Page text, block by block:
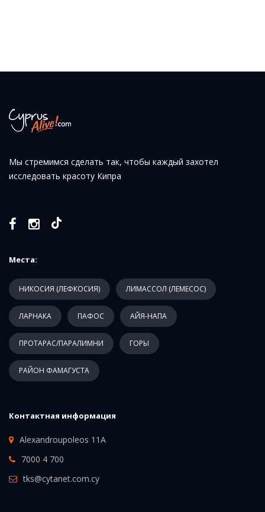
Мы стремимся сделать так, чтобы каждый захотел
исследовать красоту Кипра
Места:
НИКОСИЯ (ЛЕФКОСИЯ) ЛИМАССОЛ (ЛЕМЕСОС)
ЛАРНАКА ПАФОС АЙЯ-НАПА
ПРОТАРАС/ПАРАЛИМНИ ГОРЫ
РАЙОН ФАМАГУСТА
Контактная информация
Alexandroupoleos 11A
7000 4 700
tks@cytanet.com.cy